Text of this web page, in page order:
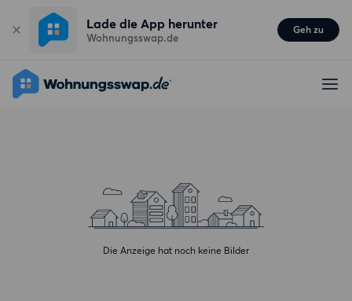
Lade die App herunter
Wohnungsswap.de
Geh zu
Die Anzeige hat noch keine Bilder